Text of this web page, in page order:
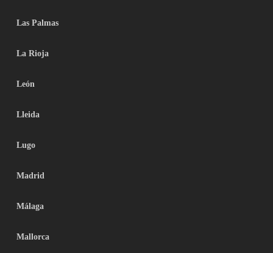
Las Palmas
La Rioja
León
Lleida
Lugo
Madrid
Málaga
Mallorca